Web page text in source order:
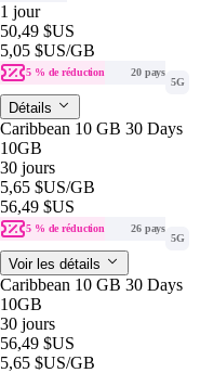
1 jour
50,49 $US
5,05 $US/GB
5 % de réduction
20 pays
5G
Détails
Caribbean 10 GB 30 Days
10GB
30 jours
5,65 $US/GB
56,49 $US
5 % de réduction
26 pays
5G
Voir les détails
Caribbean 10 GB 30 Days
10GB
30 jours
56,49 $US
5,65 $US/GB